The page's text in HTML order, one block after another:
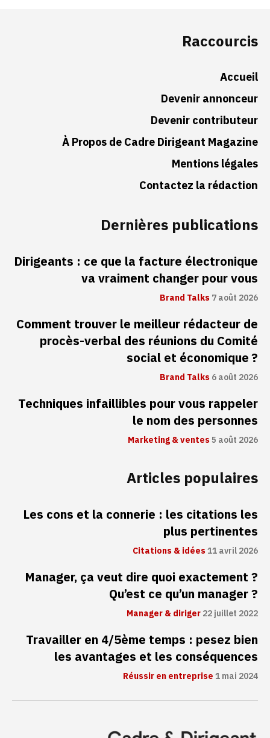
Raccourcis
Accueil
Devenir annonceur
Devenir contributeur
À Propos de Cadre Dirigeant Magazine
Mentions légales
Contactez la rédaction
Dernières publications
Dirigeants : ce que la facture électronique
va vraiment changer pour vous
Brand Talks7 août 2026
Comment trouver le meilleur rédacteur de
procès-verbal des réunions du Comité
social et économique ?
Brand Talks6 août 2026
Techniques infaillibles pour vous rappeler
le nom des personnes
Marketing & ventes5 août 2026
Articles populaires
Les cons et la connerie : les citations les
plus pertinentes
Citations & idées11 avril 2026
Manager, ça veut dire quoi exactement ?
Qu’est ce qu’un manager ?
Manager & diriger22 juillet 2022
Travailler en 4/5ème temps : pesez bien
les avantages et les conséquences
Réussir en entreprise1 mai 2024